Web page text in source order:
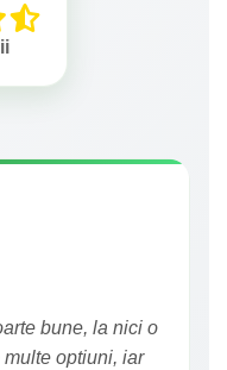
bune, la nici o
optiuni, iar